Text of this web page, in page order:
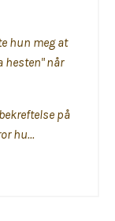
hun meg at
hesten" når
på
hu...